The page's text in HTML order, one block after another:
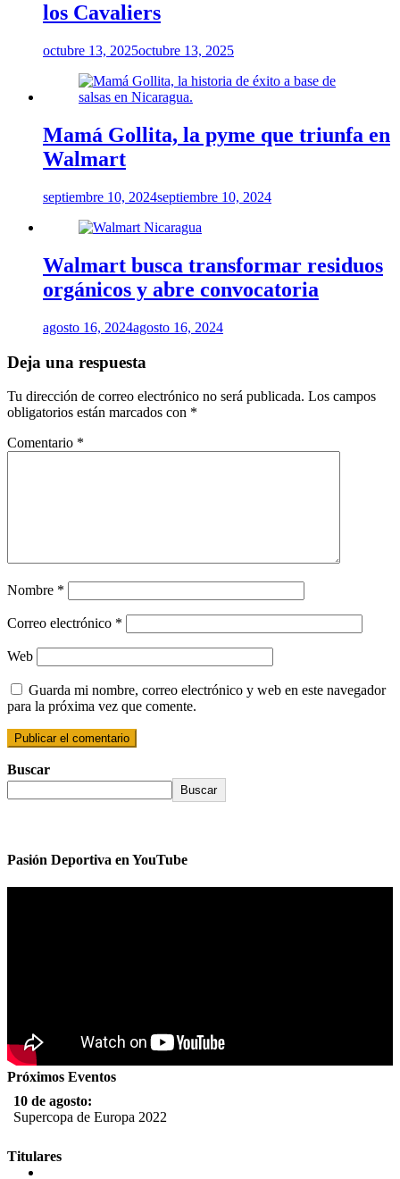
los Cavaliers
octubre 13, 2025octubre 13, 2025
Mamá Gollita, la pyme que triunfa en
Walmart
septiembre 10, 2024septiembre 10, 2024
Walmart busca transformar residuos
orgánicos y abre convocatoria
agosto 16, 2024agosto 16, 2024
Deja una respuesta
Tu dirección de correo electrónico no será publicada. Los campos
obligatorios están marcados con *
Comentario *
Nombre *
Correo electrónico *
Web
Guarda mi nombre, correo electrónico y web en este navegador
para la próxima vez que comente.
Buscar
Buscar
Pasión Deportiva en YouTube
Próximos Eventos
10 de agosto:
Supercopa de Europa 2022
11 al 21 de agosto:
Campeonato Europeo de Natación 2022
Titulares